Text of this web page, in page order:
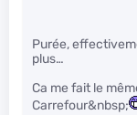
Purée,
plus…
Ca me fait le
Carrefour&nbsp;